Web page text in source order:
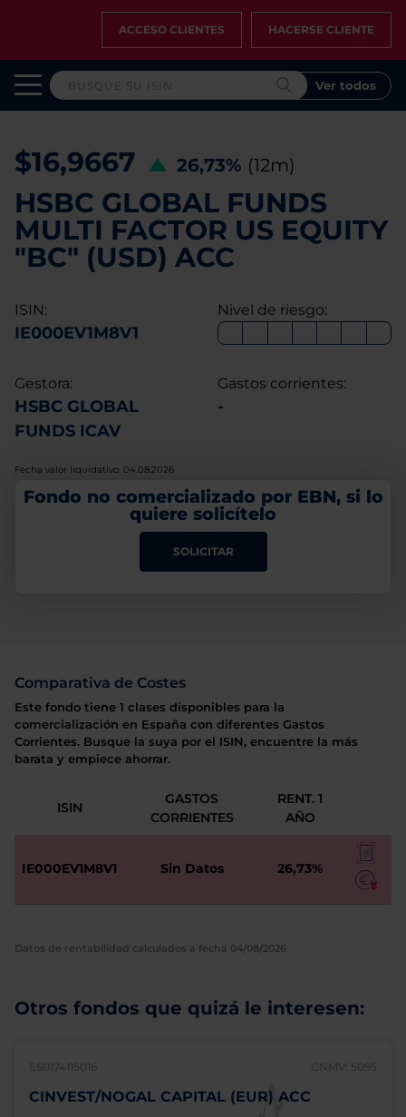
ACCESO CLIENTES HACERSE CLIENTE
Ver todos
$16,9667 26,73% (12m)
HSBC GLOBAL FUNDS
MULTI FACTOR US EQUITY
"BC" (USD) ACC
ISIN:
IE000EV1M8V1
Nivel de riesgo:
Gestora:
HSBC GLOBAL
FUNDS ICAV
Gastos corrientes:
-
Fecha valor liquidativo: 04.08.2026
Fondo no comercializado por EBN, si lo
quiere solicítelo
SOLICITAR
Comparativa de Costes
Este fondo tiene 1 clases disponibles para la
comercialización en España con diferentes Gastos
Corrientes. Busque la suya por el ISIN, encuentre la más
barata y empiece ahorrar.
ISIN
GASTOS
CORRIENTES
RENT. 1
AÑO
IE000EV1M8V1 Sin Datos 26,73%
Datos de rentabilidad calculados a fecha 04/08/2026
Otros fondos que quizá le interesen:
ES0174115016 CNMV: 5095
CINVEST/NOGAL CAPITAL (EUR) ACC